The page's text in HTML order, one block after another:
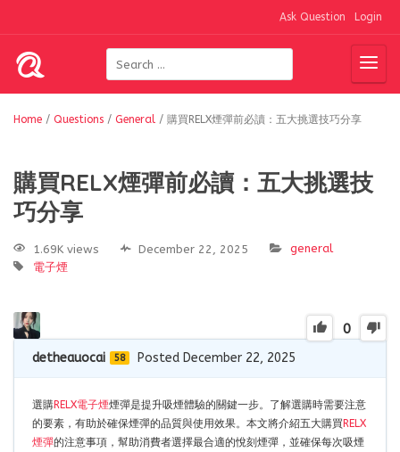
Ask Question Login
Home / Questions / General / 購買RELX煙彈前必讀：五大挑選技巧分享
購買RELX煙彈前必讀：五大挑選技
巧分享
1.69K views December 22, 2025
general
電子煙
0
detheauocai 58 Posted December 22, 2025
選購RELX電子煙煙彈是提升吸煙體驗的關鍵一步。了解選購時需要注意
的要素，有助於確保煙彈的品質與使用效果。本文將介紹五大購買 RELX
煙彈的注意事項，幫助消費者選擇最合適的悅刻煙彈，並確保每次吸煙